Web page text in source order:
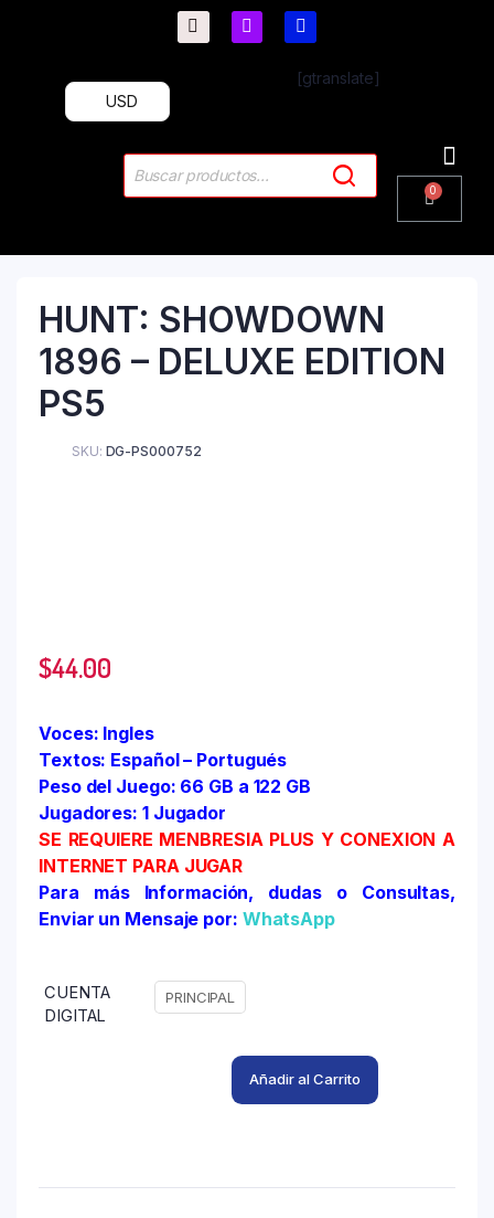
[gtranslate]
USD
HUNT: SHOWDOWN
1896 – DELUXE EDITION
PS5
SKU: DG-PS000752
$44.00
Voces: Ingles
Textos: Español – Portugués
Peso del Juego: 66 GB a 122 GB
Jugadores: 1 Jugador
SE REQUIERE MENBRESIA PLUS Y CONEXION A
INTERNET PARA JUGAR
Para más Información, dudas o Consultas,
Enviar un Mensaje por: WhatsApp
CUENTA
DIGITAL
PRINCIPAL
Añadir al Carrito